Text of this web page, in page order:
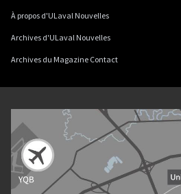
À propos d'ULaval Nouvelles
Archives d'ULaval Nouvelles
Archives du Magazine Contact